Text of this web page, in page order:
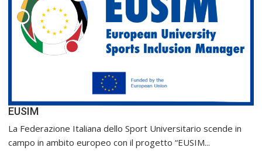
EUSIM
La Federazione Italiana dello Sport Universitario scende in
campo in ambito europeo con il progetto “EUSIM...